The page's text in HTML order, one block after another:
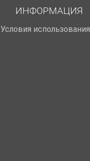
ИНФОРМАЦИЯ
Условия использования